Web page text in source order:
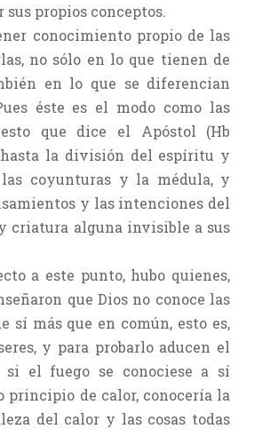
sus propios conceptos.
conocimiento propio de las
no sólo en lo que tienen de
en lo que se diferencian
éste es el modo como las
que dice el Apóstol (Hb
hasta la división del espíritu y
coyunturas y la médula, y
y las intenciones del
criatura alguna invisible a sus
a este punto, hubo quienes,
que Dios no conoce las
sí más que en común, esto es,
y para probarlo aducen el
si el fuego se conociese a sí
principio de calor, conocería la
del calor y las cosas todas